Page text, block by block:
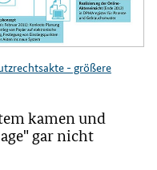
- größere
kamen und
gar nicht